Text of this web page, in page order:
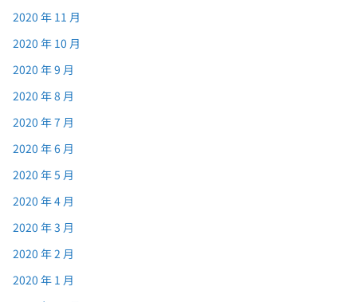
2020 年 11 月
2020 年 10 月
2020 年 9 月
2020 年 8 月
2020 年 7 月
2020 年 6 月
2020 年 5 月
2020 年 4 月
2020 年 3 月
2020 年 2 月
2020 年 1 月